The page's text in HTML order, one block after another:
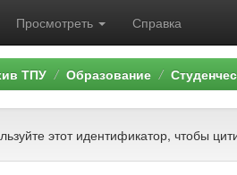
Просмотреть Справка
ТПУ Образование
этот идентификатор, чтобы